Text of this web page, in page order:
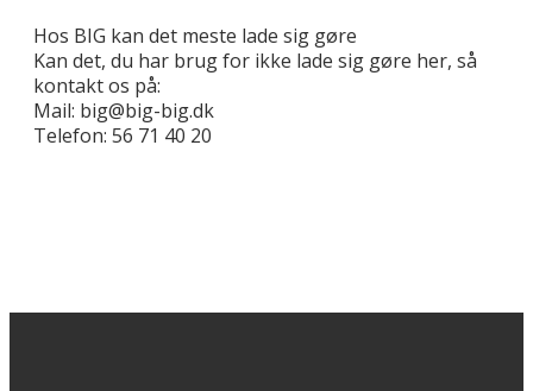
Hos BIG kan det meste lade sig gøre
Kan det, du har brug for ikke lade sig gøre her, så
kontakt os på:
Mail: big@big-big.dk
Telefon: 56 71 40 20